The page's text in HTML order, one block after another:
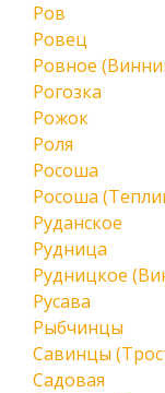
Ров
Ровец
Ровное
Рогозка
Рожок
Роля
Росоша
Росоша
Руданское
Рудница
Рудницкое
Русава
Рыбчинцы
Савинцы
Садовая